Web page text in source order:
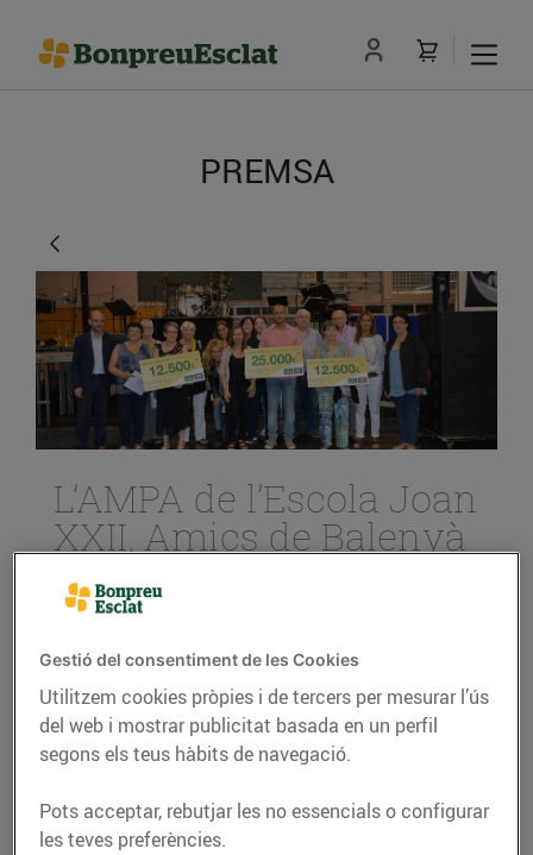
PREMSA
L’AMPA de l’Escola Joan
XXII, Amics de Balenyà
i l’Associació de Fidels
de l’Ajuda, guanyadors
del concurs de
projectes de les entitats
de Balenyà
28/d’agost/2018
S’ha celebrat la segona edició del concurs
Gestió del consentiment de les Cookies
Utilitzem cookies pròpies i de tercers per mesurar l’ús
del web i mostrar publicitat basada en un perfil
segons els teus hàbits de navegació.
Pots acceptar, rebutjar les no essencials o configurar
les teves preferències.